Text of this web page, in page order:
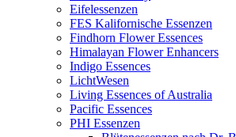
Eifelessenzen
FES Kalifornische Essenzen
Findhorn Flower Essences
Himalayan Flower Enhancers
Indigo Essences
LichtWesen
Living Essences of Australia
Pacific Essences
PHI Essenzen